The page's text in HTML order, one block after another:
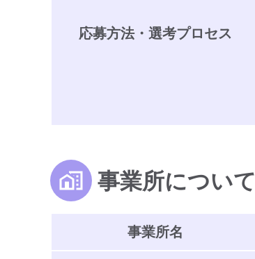
応募方法・選考プロセス
事業所について
事業所名